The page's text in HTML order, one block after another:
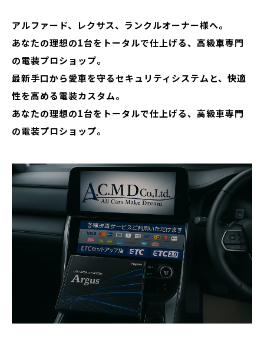
アルファード、レクサス、ランクルオーナー様へ。
あなたの理想の1台をトータルで仕上げる、高級車専門
の電装プロショップ。
最新手口から愛車を守るセキュリティシステムと、快適
性を高める電装カスタム。
あなたの理想の1台をトータルで仕上げる、高級車専門
の電装プロショップ。